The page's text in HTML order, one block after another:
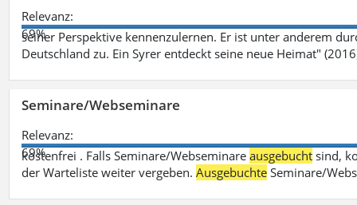
Relevanz:
69%
seiner Perspektive kennenzulernen. Er ist unter anderem
Deutschland zu. Ein Syrer entdeckt seine neue Heimat"
Seminare/Webseminare
Relevanz:
69%
kostenfrei . Falls Seminare/Webseminareausgebucht sind,
der Warteliste weiter vergeben.Ausgebuchte Seminare/